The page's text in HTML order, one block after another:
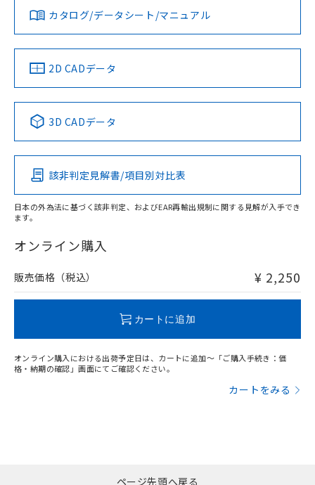
みください。
ソフトウェアの使用条件
対応済み
中国 RoHS 注意事項・凡例
Pb Hg Cd Cr(VI)
O
在庫等で未対応品が混在する可能性があります。
問い合わせください。
LR型式承認
（イギリス
船舶規格）
DNV型式承認
（ノルウェー
BV型式承認
（フランス
KR型式
（韓国
No No No No
この製品の規格認証/適合状況ページへ
その他の認証はこちらのページからご検索ください
カタログ/データシート/マニュアル
2D CADデータ
3D CADデータ
該非判定見解書/項目別対比表
日本の外為法に基づく該非判定、およびEAR再輸出規制に関する見解が入手でき
ます。
オンライン購入
販売価格（税込） ¥ 2,250
カートに追加
オンライン購入における出荷予定日は、カートに追加～「ご購入手続き：価
格・納期の確認」画面にてご確認ください。
カートをみる
ページ先頭へ戻る